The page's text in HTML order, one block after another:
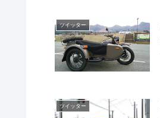
ツイッター
ツイッター